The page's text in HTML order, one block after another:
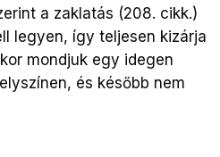
a zaklatás (208. cikk.)
legyen, így teljesen kizárja
mondjuk egy idegen
és később nem